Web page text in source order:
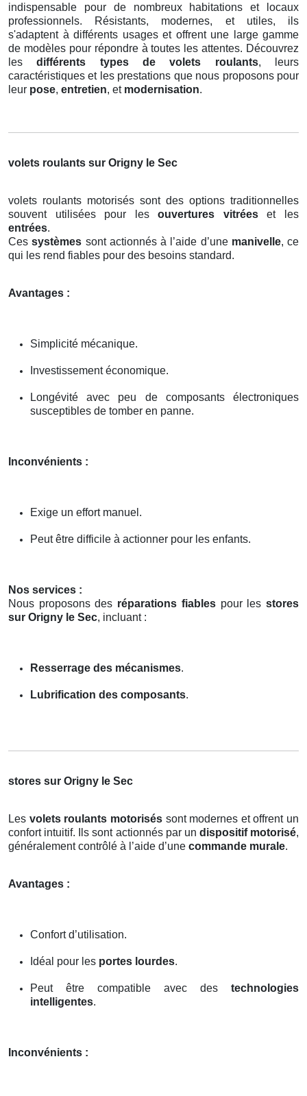
indispensable pour de nombreux habitations et locaux
professionnels. Résistants, modernes, et utiles, ils
s'adaptent à différents usages et offrent une large gamme
de modèles pour répondre à toutes les attentes. Découvrez
lesdifférents types de volets roulants, leurs
caractéristiques et les prestations que nous proposons pour
leur pose, entretien, et modernisation.
volets roulants sur Origny le Sec
volets roulants motorisés sont des options traditionnelles
souvent utilisées pour lesouvertures vitréeset les
entrées.
Cessystèmes sont actionnés à l’aide d’une manivelle, ce
qui les rend fiables pour des besoins standard.
Avantages :
Simplicité mécanique.
Investissement économique.
Longévité avec peu de composants électroniques
susceptibles de tomber en panne.
Inconvénients :
Exige un effort manuel.
Peut être difficile à actionner pour les enfants.
Nos services :
Nous proposons des réparations fiablespour lesstores
sur Origny le Sec, incluant :
Resserrage des mécanismes.
Lubrification des composants.
stores sur Origny le Sec
Les volets roulants motoriséssont modernes et offrent un
confort intuitif. Ils sont actionnés par un dispositif motorisé,
généralement contrôlé à l’aide d’une commande murale.
Avantages :
Confort d’utilisation.
Idéal pour les portes lourdes.
Peut être compatible avec des technologies
intelligentes.
Inconvénients :